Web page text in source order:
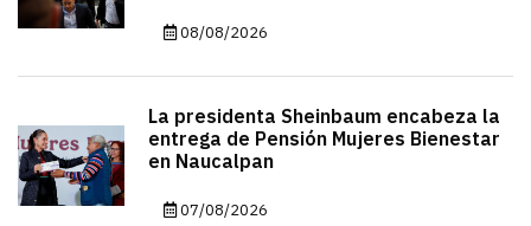
08/08/2026
La presidenta Sheinbaum encabeza la
entrega de Pensión Mujeres Bienestar
en Naucalpan
07/08/2026